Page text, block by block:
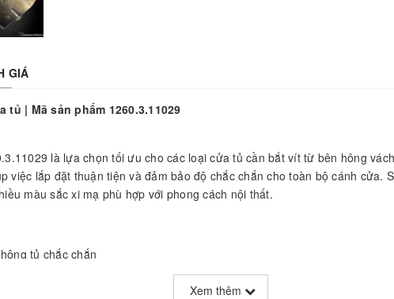
GIÁ
tủ | Mã sản phẩm 1260.3.11029
là lựa chọn tối ưu cho các loại cửa tủ cần bắt vít từ bên hông
việc lắp đặt thuận tiện và đảm bảo độ chắc chắn cho toàn bộ cánh cửa.
màu sắc xi mạ phù hợp với phong cách nội thất.
tủ chắc chắn
Xem thêm